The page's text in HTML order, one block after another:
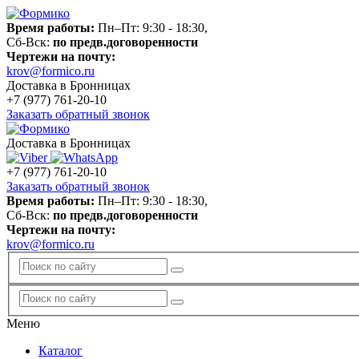
Время работы: Пн–Пт: 9:30 - 18:30,
Сб-Вск: по предв.договоренности
Чертежи на почту:
krov@formico.ru
Доставка в Бронницах
+7 (977) 761-20-10
Заказать обратный звонок
Доставка в Бронницах
+7 (977) 761-20-10
Заказать обратный звонок
Время работы: Пн–Пт: 9:30 - 18:30,
Сб-Вск: по предв.договоренности
Чертежи на почту:
krov@formico.ru
Меню
Каталог